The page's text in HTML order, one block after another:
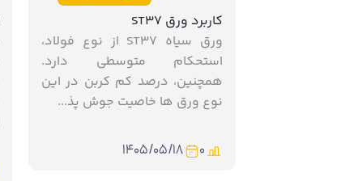
کاربرد ورق ST37
ورق سیاه ST37 از نوع فولاد،
استحکام متوسطی دارد.
همچنین، درصد کم کربن در این
نوع ورق ها خاصیت جوش پذ...
0 ۱۴۰۵/۰۵/۱۸